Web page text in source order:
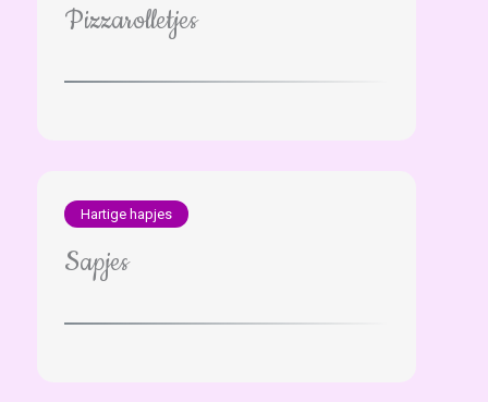
Pizzarolletjes
Hartige hapjes
Sapjes